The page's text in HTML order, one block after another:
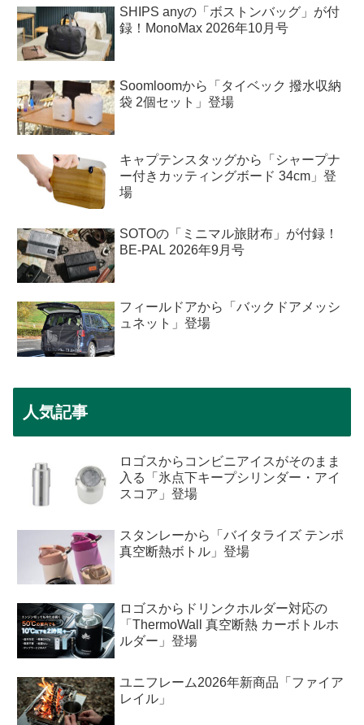
SHIPS anyの「ボストンバッグ」が付
録！MonoMax 2026年10月号
Soomloomから「タイベック 撥水収納
袋 2個セット」登場
キャプテンスタッグから「シャープナ
ー付きカッティングボード 34cm」登
場
SOTOの「ミニマル旅財布」が付録！
BE-PAL 2026年9月号
フィールドアから「バックドアメッシ
ュネット」登場
人気記事
ロゴスからコンビニアイスがそのまま
入る「氷点下キープシリンダー・アイ
スコア」登場
スタンレーから「バイタライズ テンポ
真空断熱ボトル」登場
ロゴスからドリンクホルダー対応の
「ThermoWall 真空断熱 カーボトルホ
ルダー」登場
ユニフレーム2026年新商品「ファイア
レイル」